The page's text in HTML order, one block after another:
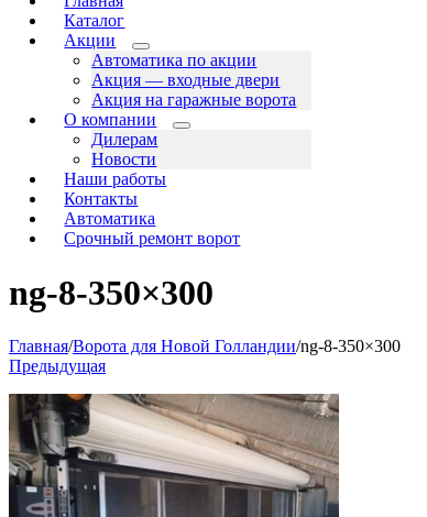
Каталог
Акции
Автоматика по акции
Акция — входные двери
Акция на гаражные ворота
О компании
Дилерам
Новости
Наши работы
Контакты
Автоматика
Срочный ремонт ворот
ng-8-350×300
Главная/Ворота для Новой Голландии/ng-8-350×300
Предыдущая